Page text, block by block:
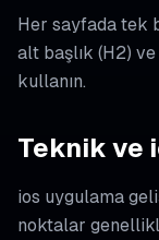
Her sayfada tek
alt başlık (H2)
kullanın.
Teknik ve
ios uygulama
noktalar